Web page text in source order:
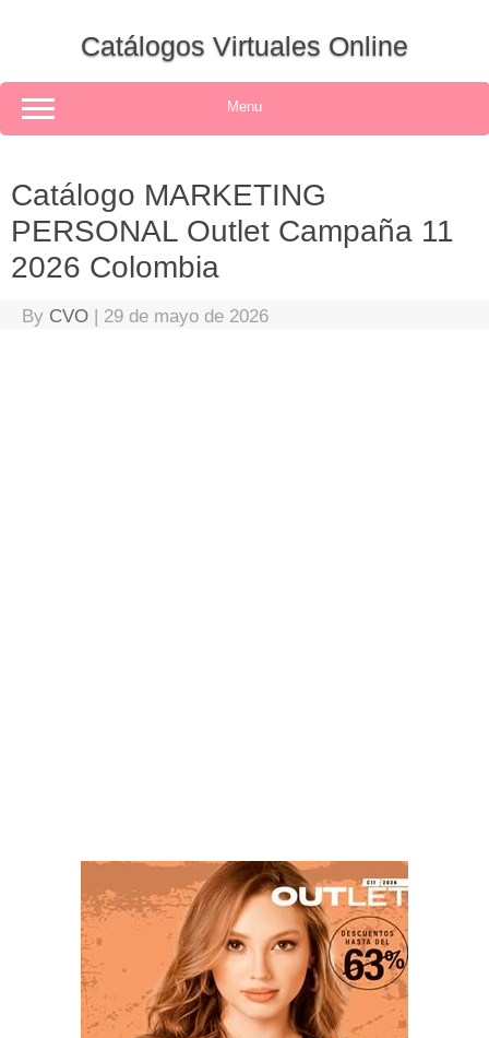
Catálogos Virtuales Online
Menu
Catálogo MARKETING
PERSONAL Outlet Campaña 11
2026 Colombia
By CVO | 29 de mayo de 2026